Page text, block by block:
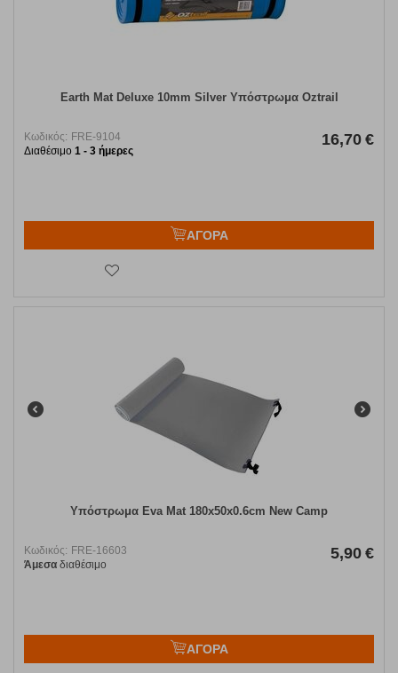
Earth Mat Deluxe 10mm Silver Υπόστρωμα Oztrail
Κωδικός: FRE-9104
Διαθέσιμο 1 - 3 ήμερες
16,70 €
ΑΓΟΡΑ
Υπόστρωμα Eva Mat 180x50x0.6cm New Camp
Κωδικός: FRE-16603
Άμεσα διαθέσιμο
5,90 €
ΑΓΟΡΑ